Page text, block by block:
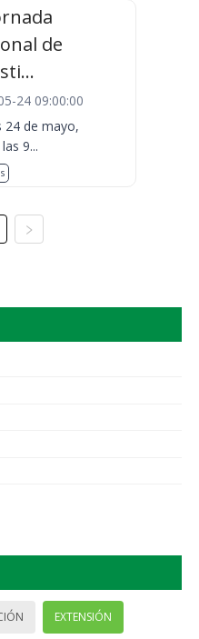
de
24 09:00:00
24 de mayo,
9...
EXTENSIÓN